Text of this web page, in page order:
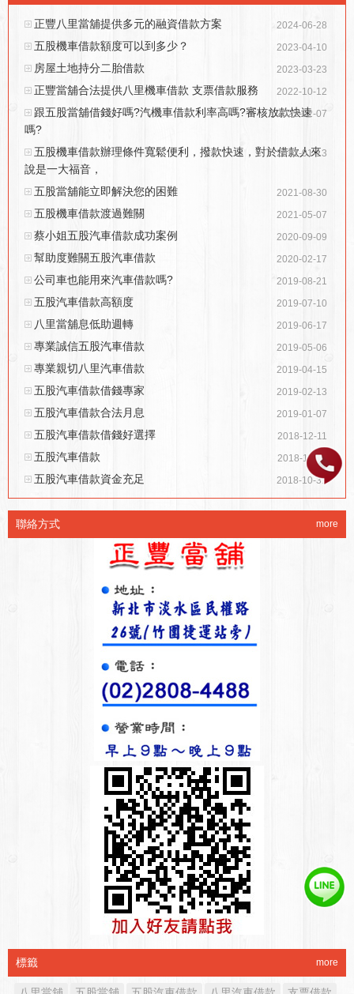
正豐八里當舖提供多元的融資借款方案 2024-06-28
五股機車借款額度可以到多少？ 2023-04-10
房屋土地持分二胎借款 2023-03-23
正豐當舖合法提供八里機車借款 支票借款服務 2022-10-12
跟五股當舖借錢好嗎?汽機車借款利率高嗎?審核放款快速
嗎?
2022-02-07
五股機車借款辦理條件寬鬆便利，撥款快速，對於借款人來
說是一大福音，
2022-01-13
五股當舖能立即解決您的困難 2021-08-30
五股機車借款渡過難關 2021-05-07
蔡小姐五股汽車借款成功案例 2020-09-09
幫助度難關五股汽車借款 2020-02-17
公司車也能用來汽車借款嗎? 2019-08-21
五股汽車借款高額度 2019-07-10
八里當舖息低助週轉 2019-06-17
專業誠信五股汽車借款 2019-05-06
專業親切八里汽車借款 2019-04-15
五股汽車借款借錢專家 2019-02-13
五股汽車借款合法月息 2019-01-07
五股汽車借款借錢好選擇 2018-12-11
五股汽車借款 2018-11-16
五股汽車借款資金充足 2018-10-31
聯絡方式 more
標籤 more